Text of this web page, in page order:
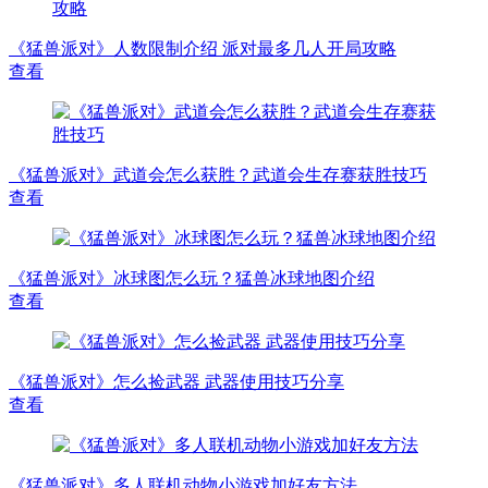
《猛兽派对》人数限制介绍 派对最多几人开局攻略
查看
《猛兽派对》武道会怎么获胜？武道会生存赛获胜技巧
查看
《猛兽派对》冰球图怎么玩？猛兽冰球地图介绍
查看
《猛兽派对》怎么捡武器 武器使用技巧分享
查看